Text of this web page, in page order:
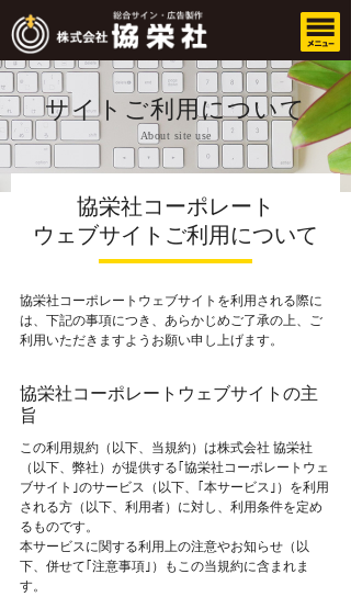
サイトご利用について
About site use
協栄社コーポレート
ウェブサイトご利用について
協栄社コーポレートウェブサイトを利用される際に
は、下記の事項につき、あらかじめご了承の上、ご
利用いただきますようお願い申し上げます。
協栄社コーポレートウェブサイトの主
旨
この利用規約（以下、当規約）は株式会社 協栄社
（以下、弊社）が提供する｢協栄社コーポレートウェ
ブサイト｣のサービス（以下、｢本サービス｣）を利用
される方（以下、利用者）に対し、利用条件を定め
るものです。
本サービスに関する利用上の注意やお知らせ（以
下、併せて｢注意事項｣）もこの当規約に含まれま
す。